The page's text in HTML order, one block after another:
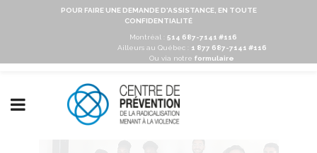
POUR FAIRE UNE DEMANDE D'ASSISTANCE, EN TOUTE
CONFIDENTIALITÉ
Montréal : 514 687-7141 #116
Ailleurs au Québec :
1 877 687-7141 #116
Ou via notre formulaire